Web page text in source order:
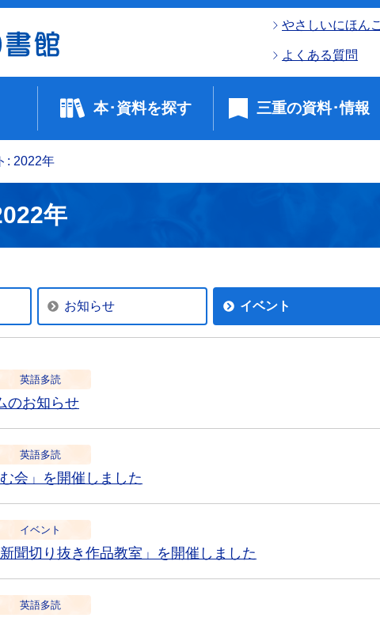
やさしいにほん
よくある質問
本･資料を探す 三重の資料･情報
: 2022年
年
お知らせ イベント
英語多読
のお知らせ
英語多読
会」を開催しました
イベント
聞切り抜き作品教室」を開催しました
英語多読